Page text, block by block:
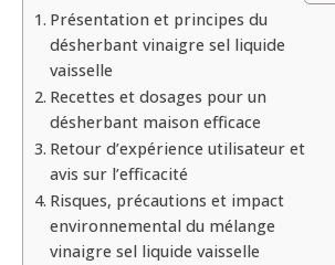
Présentation et principes du
désherbant vinaigre sel liquide
vaisselle
Recettes et dosages pour un
désherbant maison efficace
Retour d’expérience utilisateur et
avis sur l’efficacité
Risques, précautions et impact
environnemental du mélange
vinaigre sel liquide vaisselle